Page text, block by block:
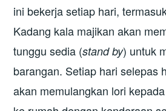
ini bekerja setiap hari,
Kadang kala majikan akan
tunggu sedia (stand by) untuk
barangan. Setiap hari selepas
akan memulangkan lori